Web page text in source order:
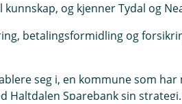
og kjenner Tydal og
betalingsformidling og
seg i, en kommune som
Sparebank sin